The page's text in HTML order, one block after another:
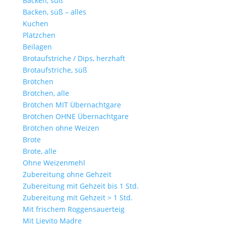
Backen, süß – alles
Kuchen
Plätzchen
Beilagen
Brotaufstriche / Dips, herzhaft
Brotaufstriche, süß
Brötchen
Brötchen, alle
Brötchen MIT Übernachtgare
Brötchen OHNE Übernachtgare
Brötchen ohne Weizen
Brote
Brote, alle
Ohne Weizenmehl
Zubereitung ohne Gehzeit
Zubereitung mit Gehzeit bis 1 Std.
Zubereitung mit Gehzeit > 1 Std.
Mit frischem Roggensauerteig
Mit Lievito Madre